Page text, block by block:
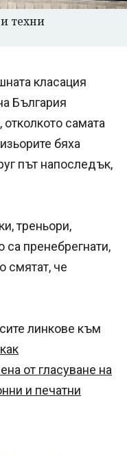
техни
класация
България
самата
бяха
път напоследък,
треньори,
са пренебрегнати,
смятат, че
линкове към
от гласуване на
и печатни